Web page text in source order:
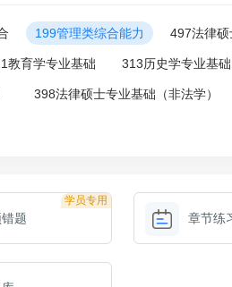
199管理类综合能力 497法律硕
教育学专业基础 313历史学专业基础
398法律硕士专业基础（非法学）
学员专用
题 章节练